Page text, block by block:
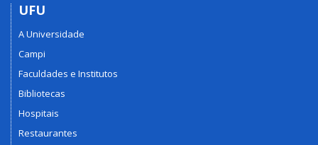
UFU
A Universidade
Campi
Faculdades e Institutos
Bibliotecas
Hospitais
Restaurantes